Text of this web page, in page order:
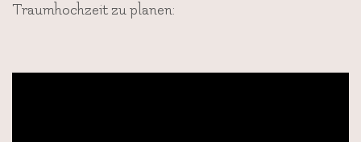
Traumhochzeit zu planen: